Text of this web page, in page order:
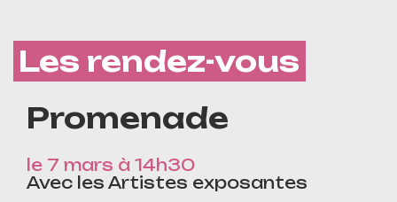
Les rendez-vous
Promenade
le 7 mars à 14h30
Avec les Artistes exposantes